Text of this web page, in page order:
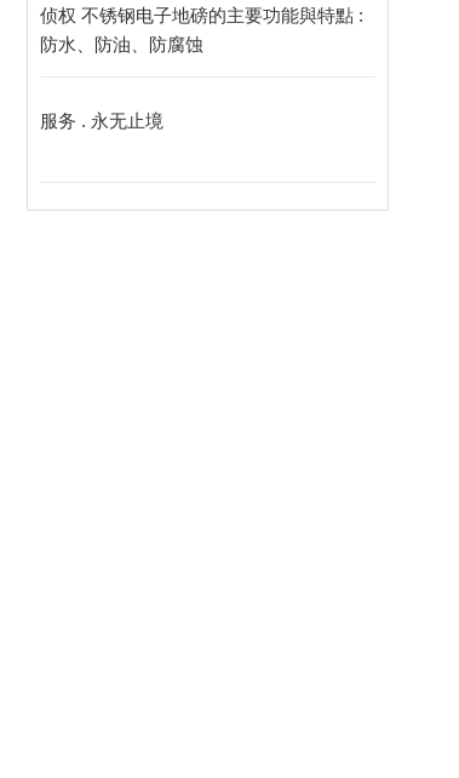
侦权 不锈钢电子地磅的主要功能與特點 :
防水、防油、防腐蚀
服务 . 永无止境